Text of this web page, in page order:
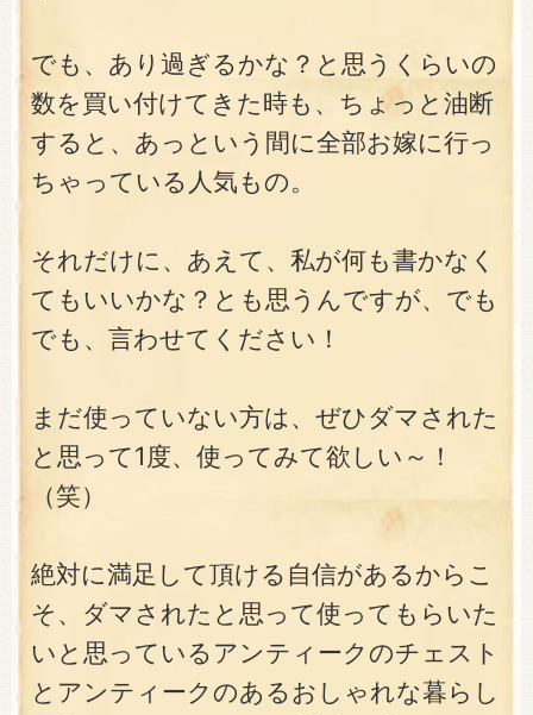
でも、あり過ぎるかな？と思うくらいの
数を買い付けてきた時も、ちょっと油断
すると、あっという間に全部お嫁に行っ
ちゃっている人気もの。
それだけに、あえて、私が何も書かなく
てもいいかな？とも思うんですが、でも
でも、言わせてください！
まだ使っていない方は、ぜひダマされた
と思って1度、使ってみて欲しい～！
（笑）
絶対に満足して頂ける自信があるからこ
そ、ダマされたと思って使ってもらいた
いと思っているアンティークのチェスト
とアンティークのあるおしゃれな暮らし